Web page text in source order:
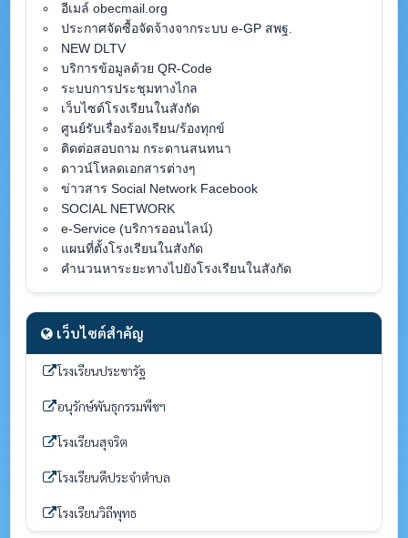
อีเมล์ obecmail.org
ประกาศจัดซื้อจัดจ้างจากระบบ e-GP สพฐ.
NEW DLTV
บริการข้อมูลด้วย QR-Code
ระบบการประชุมทางไกล
เว็บไซต์โรงเรียนในสังกัด
ศูนย์รับเรื่องร้องเรียน/ร้องทุกข์
ติดต่อสอบถาม กระดานสนทนา
ดาวน์โหลดเอกสารต่างๆ
ข่าวสาร Social Network Facebook
SOCIAL NETWORK
e-Service (บริการออนไลน์)
แผนที่ตั้งโรงเรียนในสังกัด
คำนวนหาระยะทางไปยังโรงเรียนในสังกัด
เว็บไซต์สำคัญ
โรงเรียนประชารัฐ
อนุรักษ์พันธุกรรมพืชฯ
โรงเรียนสุจริต
โรงเรียนดีประจำตำบล
โรงเรียนวิถีพุทธ